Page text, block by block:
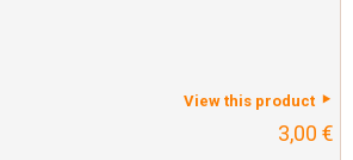
View this product
3,00 €